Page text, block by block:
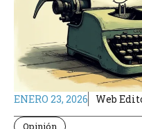
ENERO 23, 2026 Web
Opinión